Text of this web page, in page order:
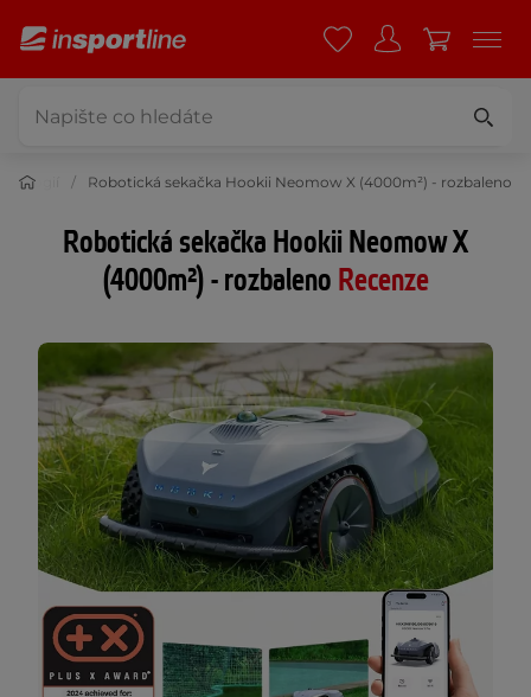
Robotická sekačka Hookii Neomow X (4000m²) - rozbaleno
Robotická sekačka Hookii Neomow X
(4000m²) - rozbaleno Recenze